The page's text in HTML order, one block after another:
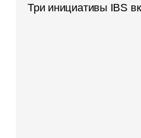
Три инициативы IBS